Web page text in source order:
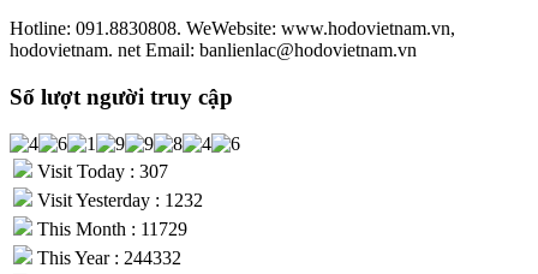
Hotline: 091.8830808. WeWebsite: www.hodovietnam.vn,
hodovietnam. net Email: banlienlac@hodovietnam.vn
Số lượt người truy cập
Visit Today : 307
Visit Yesterday : 1232
This Month : 11729
This Year : 244332